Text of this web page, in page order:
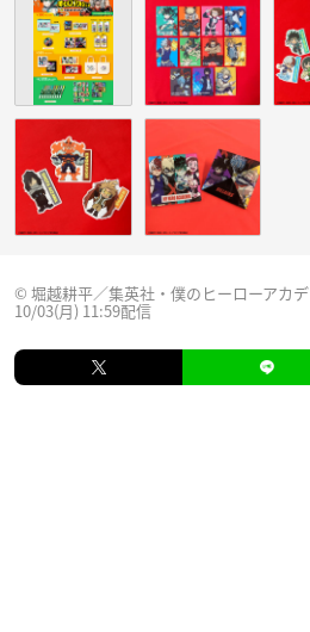
© 堀越耕平／集英社・僕のヒーローアカ
10/03(月) 11:59配信